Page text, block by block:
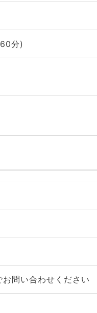
分)
問い合わせください